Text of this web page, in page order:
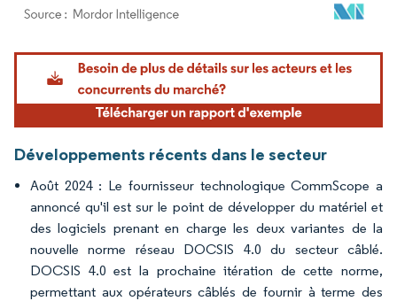
Image © Mordor Intelligence. La réutilisation nécessite une attribution sous CC BY
Développements récents dans le secteur
Août 2024 : Le fournisseur technologique CommScope a
annoncé qu'il est sur le point de développer du matériel et
des logiciels prenant en charge les deux variantes de la
nouvelle norme réseau DOCSIS 4.0 du secteur câblé.
DOCSIS 4.0 est la prochaine itération de cette norme,
permettant aux opérateurs câblés de fournir à terme des